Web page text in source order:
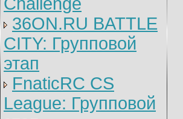
36ON.RU BATTLE
CITY: Групповой
этап
FnaticRC CS
League: Групповой